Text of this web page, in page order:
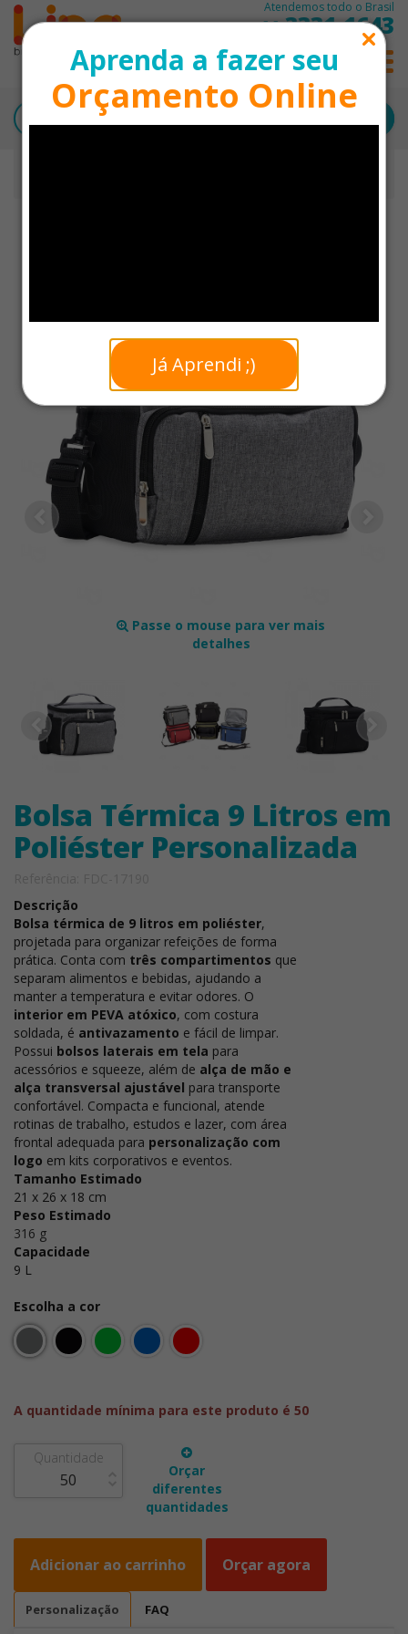
Aprenda a fazer seu
Orçamento Online
Já Aprendi ;)
Atendemos todo o Brasil
113331-1643
Passe o mouse para ver mais
detalhes
Bolsa Térmica 9 Litros em
Poliéster Personalizada
Descrição
Bolsa térmica de 9 litros em poliéster,
projetada para organizar refeições de forma
prática. Conta com três compartimentos que
separam alimentos e bebidas, ajudando a
manter a temperatura e evitar odores. O
interior em PEVA atóxico, com costura
soldada, é antivazamento e fácil de limpar.
Possui bolsos laterais em tela para
acessórios e squeeze, além de alça de mão e
alça transversal ajustável para transporte
confortável. Compacta e funcional, atende
rotinas de trabalho, estudos e lazer, com área
frontal adequada para personalização com
logo em kits corporativos e eventos.
Tamanho Estimado
21 x 26 x 18 cm
Peso Estimado
316 g
Capacidade
9 L
Escolha a cor
A quantidade mínima para este produto é 50
Quantidade
Orçar
diferentes
quantidades
Adicionar ao carrinho Orçar agora
Personalização FAQ